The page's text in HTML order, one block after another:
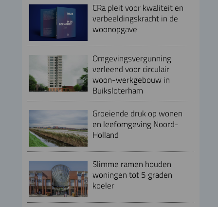
CRa pleit voor kwaliteit en
verbeeldingskracht in de
woonopgave
Omgevingsvergunning
verleend voor circulair
woon-werkgebouw in
Buiksloterham
Groeiende druk op wonen
en leefomgeving Noord-
Holland
Slimme ramen houden
woningen tot 5 graden
koeler